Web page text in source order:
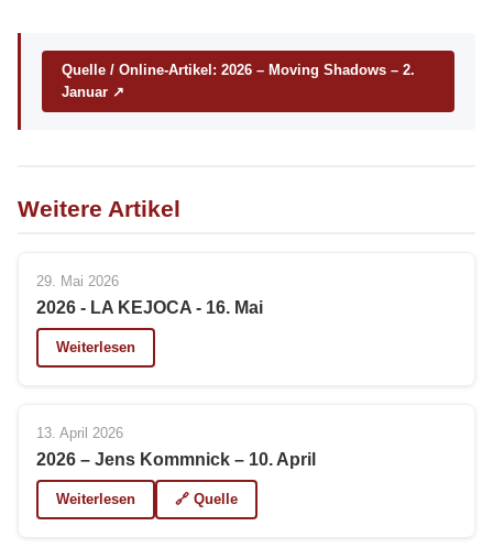
Quelle / Online-Artikel: 2026 – Moving Shadows – 2.
Januar ↗
Weitere Artikel
29. Mai 2026
2026 - LA KEJOCA - 16. Mai
Weiterlesen
13. April 2026
2026 – Jens Kommnick – 10. April
Weiterlesen 🔗 Quelle